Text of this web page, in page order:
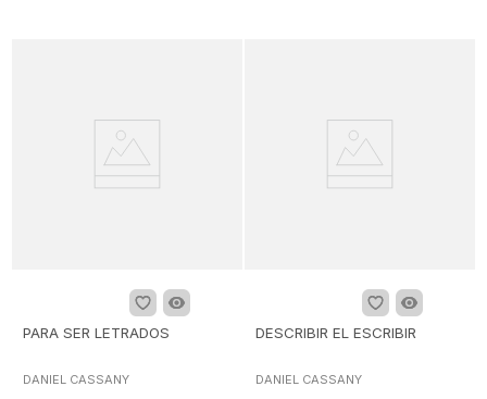
PARA SER LETRADOS
DANIEL CASSANY
DESCRIBIR EL ESCRIBIR
DANIEL CASSANY